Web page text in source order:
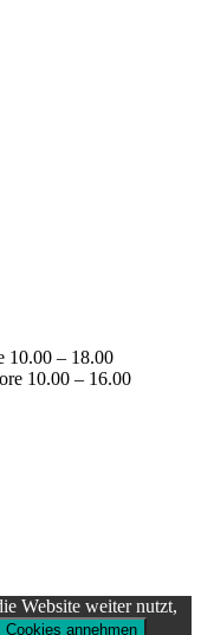
10.00 – 18.00
10.00 – 16.00
Website weiter nutzt,
Cookies annehmen